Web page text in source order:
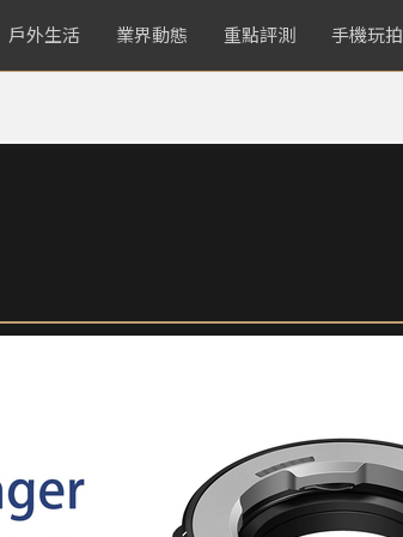
戶外生活 業界動態 重點評測 手機玩拍